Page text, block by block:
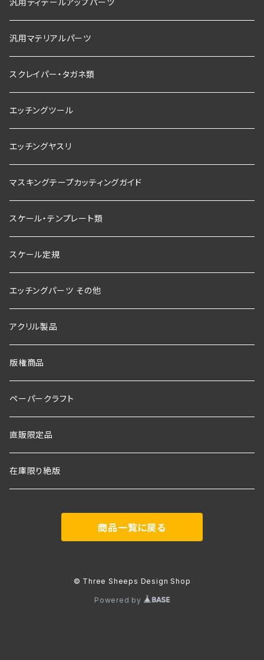
汎用ディテールアップパーツ
汎用マテリアルパーツ
スクレイパー・タガネ類
エッチングツール
エッチングヤスリ
マスキングテープカッティングガイド
スケール・テンプレート類
スケール定規
エッチングパーツ その他
アクリル製品
版権商品
ペーパークラフト
直販限定品
在庫限り絶版
商品一覧に戻る
© Three Sheeps Design Shop
Powered by